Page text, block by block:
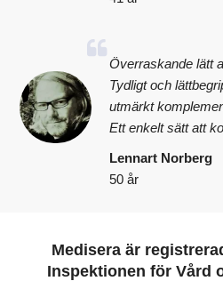
Överraskande lätt
Tydligt och
utmärkt
Ett enkelt sätt att
Lennart Norberg
50 år
Medisera är
Inspektionen för Vård